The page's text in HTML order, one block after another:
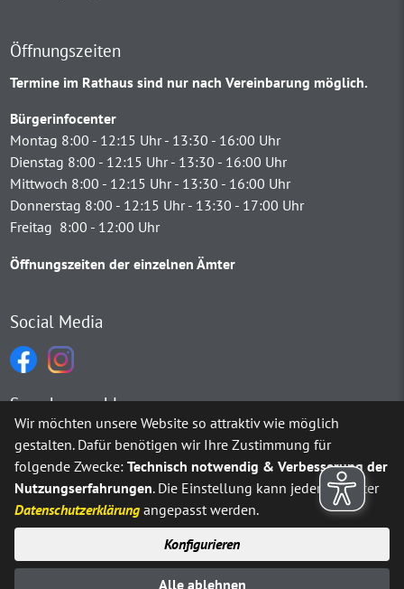
Öffnungszeiten
Termine im Rathaus sind nur nach Vereinbarung möglich.
Bürgerinfocenter
Montag 8:00 - 12:15 Uhr - 13:30 - 16:00 Uhr
Dienstag 8:00 - 12:15 Uhr - 13:30 - 16:00 Uhr
Mittwoch 8:00 - 12:15 Uhr - 13:30 - 16:00 Uhr
Donnerstag 8:00 - 12:15 Uhr - 13:30 - 17:00 Uhr
Freitag 8:00 - 12:00 Uhr
Öffnungszeiten der einzelnen Ämter
Social Media
Sprachauswahl
Möchten Sie vonGoogle Translate bereitgestellte externe
Ja Immer
Impressum Datenschutz
Wir möchten unsere Website so attraktiv wie möglich
gestalten. Dafür benötigen wir Ihre Zustimmung für
folgende Zwecke:Technisch notwendig & Verbesserung der
Nutzungserfahrungen. Die Einstellung kann jederzeit unter
Datenschutzerklärung angepasst werden.
Konfigurieren
Alle ablehnen